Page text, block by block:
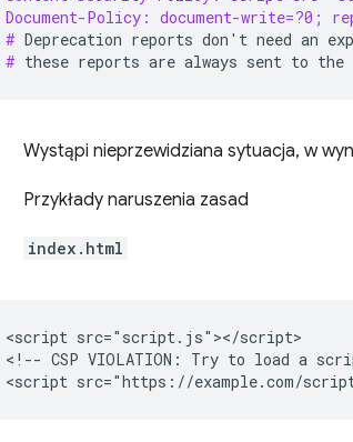
Document-Policy: document-write=?0;
# Deprecation reports don ' t need an
# these reports are always sent to the
Wystąpi nieprzewidziana sytuacja, w
Przykłady naruszenia zasad
index.html
<script src="script.js"></script>
<!-- CSP VIOLATION: Try to load a